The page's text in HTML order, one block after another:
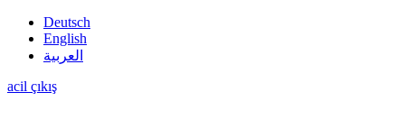
Deutsch
English
العربية
acil çıkış